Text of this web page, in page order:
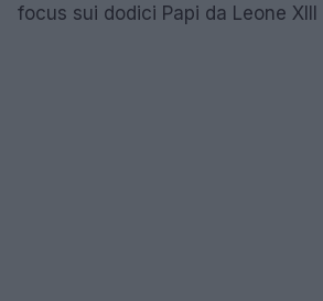
focus sui dodici Papi da Leone XIII